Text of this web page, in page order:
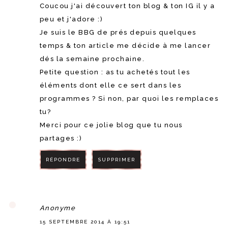
Coucou j'ai découvert ton blog & ton IG il y a
peu et j'adore :)
Je suis le BBG de prés depuis quelques
temps & ton article me décide à me lancer
dés la semaine prochaine.
Petite question : as tu achetés tout les
éléments dont elle ce sert dans les
programmes ? Si non, par quoi les remplaces
tu?
Merci pour ce jolie blog que tu nous
partages :)
RÉPONDRE SUPPRIMER
Anonyme
15 SEPTEMBRE 2014 À 19:51